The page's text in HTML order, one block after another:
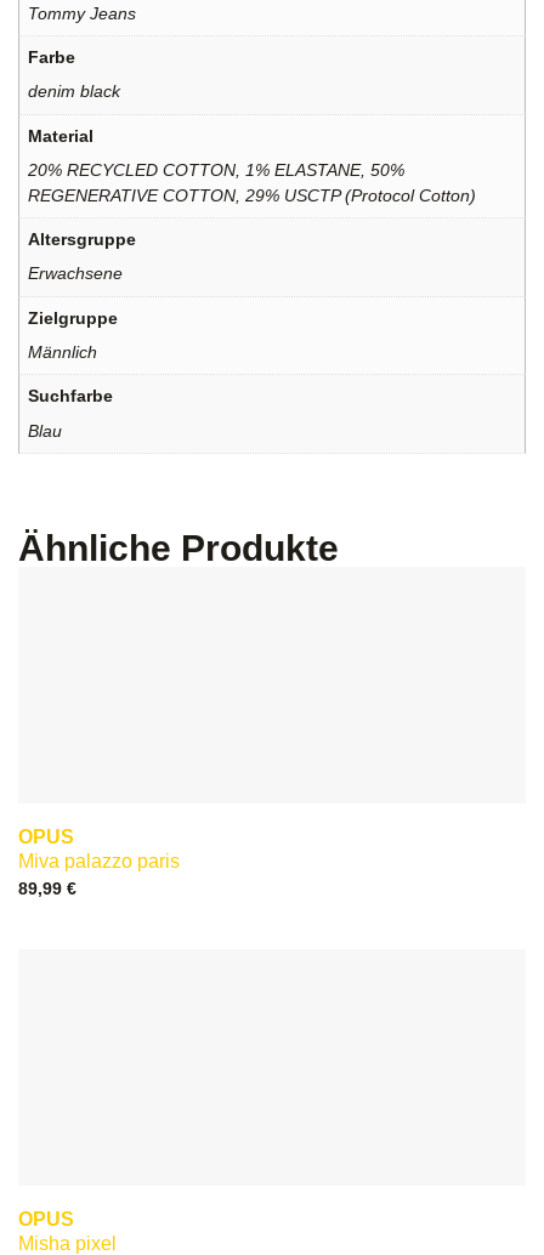
Tommy Jeans
Farbe
denim black
Material
20% RECYCLED COTTON, 1% ELASTANE, 50%
REGENERATIVE COTTON, 29% USCTP (Protocol Cotton)
Altersgruppe
Erwachsene
Zielgruppe
Männlich
Suchfarbe
Blau
Ähnliche Produkte
OPUS
Miva palazzo paris
89,99 €
OPUS
Misha pixel